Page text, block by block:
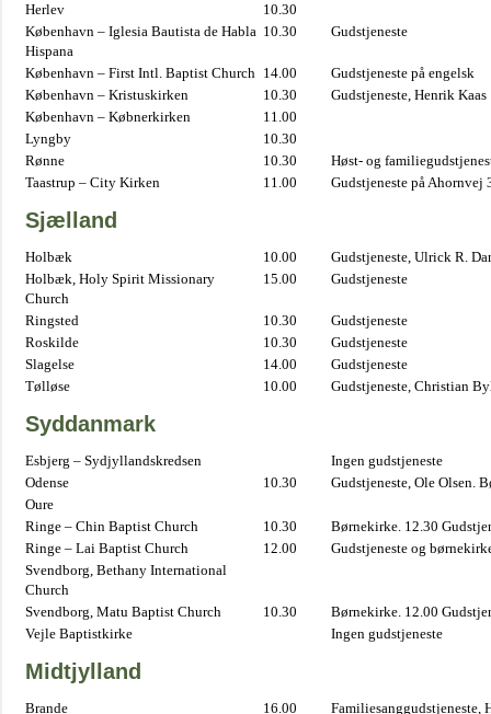
Herlev
10.30
København – Iglesia Bautista de Habla
Hispana
10.30 Gudstjeneste
København – First Intl. Baptist Church 14.00
Gudstjeneste på engelsk
København – Kristuskirken
10.30
Gudstjeneste, Henrik Kaas
København – Købnerkirken
11.00
Lyngby
10.30
Rønne
10.30
Høst- og
Taastrup – City Kirken
11.00 Gudstjeneste på Ahornvej
Sjælland
Holbæk 10.00
Gudstjeneste, Ulrick R.
Holbæk, Holy Spirit Missionary
Church
15.00 Gudstjeneste
Ringsted 10.30
Gudstjeneste
Roskilde
10.30
Gudstjeneste
Slagelse
14.00
Gudstjeneste
Tølløse
10.00 Gudstjeneste, Christian
Syddanmark
Esbjerg – Sydjyllandskredsen
Ingen gudstjeneste
Odense
10.30
Gudstjeneste, Ole Olsen.
Oure
Ringe – Chin Baptist Church
10.30
Børnekirke. 12.30
Ringe – Lai Baptist Church
12.00
Gudstjeneste og
Svendborg, Bethany International
Church
Svendborg, Matu Baptist Church
10.30
Børnekirke. 12.00
Vejle Baptistkirke
Ingen gudstjeneste
Midtjylland
Brande 16.00
Familiesanggudstjeneste,